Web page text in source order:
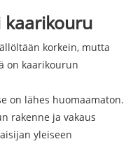
kaarikouru
korkein, mutta
on kaarikourun
on lähes huomaamaton.
rakenne ja vakaus
yleiseen